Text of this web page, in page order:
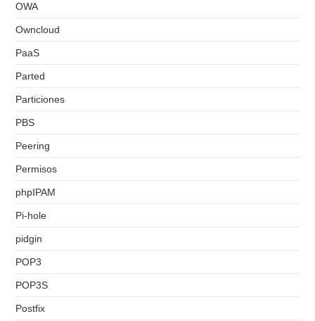
OWA
Owncloud
PaaS
Parted
Particiones
PBS
Peering
Permisos
phpIPAM
Pi-hole
pidgin
POP3
POP3S
Postfix